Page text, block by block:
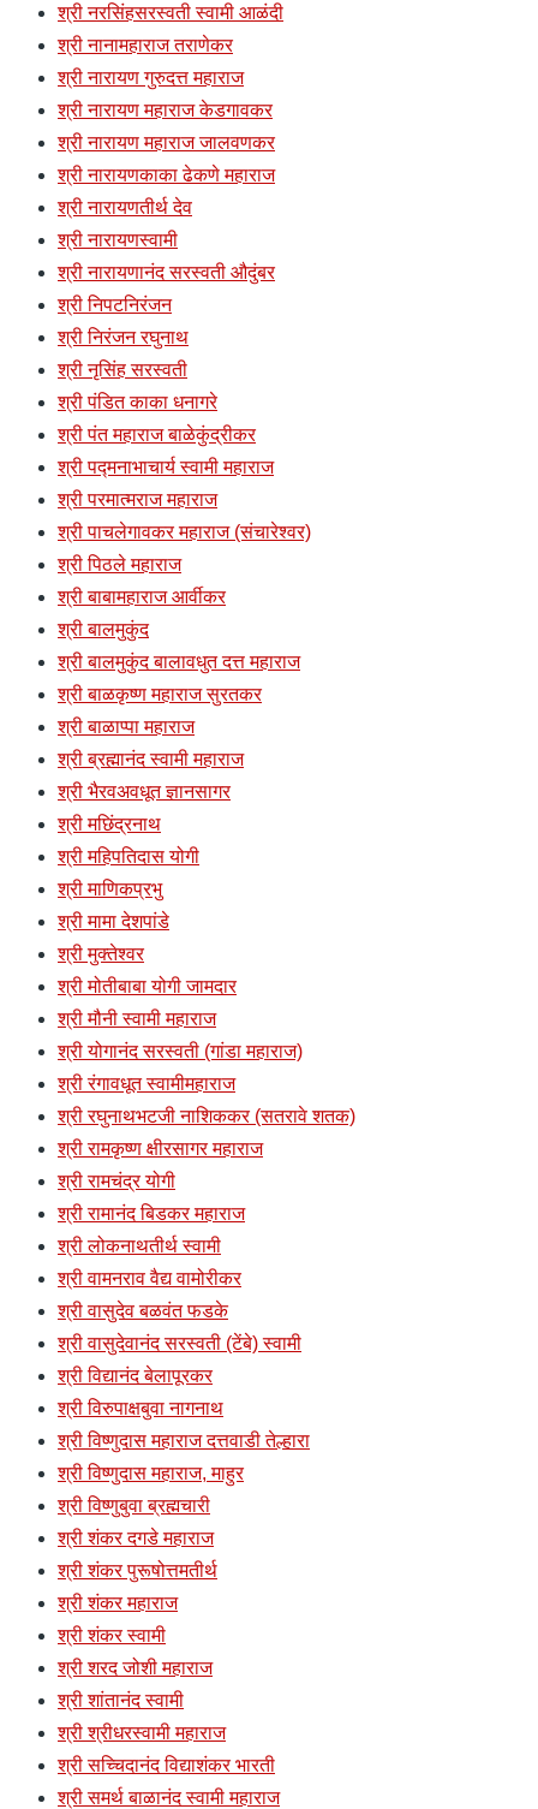
श्री नरसिंहसरस्वती स्वामी आळंदी
श्री नानामहाराज तराणेकर
श्री नारायण गुरुदत्त महाराज
श्री नारायण महाराज केडगावकर
श्री नारायण महाराज जालवणकर
श्री नारायणकाका ढेकणे महाराज
श्री नारायणतीर्थ देव
श्री नारायणस्वामी
श्री नारायणानंद सरस्वती औदुंबर
श्री निपटनिरंजन
श्री निरंजन रघुनाथ
श्री नृसिंह सरस्वती
श्री पंडित काका धनागरे
श्री पंत महाराज बाळेकुंद्रीकर
श्री पद्मनाभाचार्य स्वामी महाराज
श्री परमात्मराज महाराज
श्री पाचलेगावकर महाराज (संचारेश्वर)
श्री पिठले महाराज
श्री बाबामहाराज आर्वीकर
श्री बालमुकुंद
श्री बालमुकुंद बालावधुत दत्त महाराज
श्री बाळकृष्ण महाराज सुरतकर
श्री बाळाप्पा महाराज
श्री ब्रह्मानंद स्वामी महाराज
श्री भैरवअवधूत ज्ञानसागर
श्री मछिंद्रनाथ
श्री महिपतिदास योगी
श्री माणिकप्रभु
श्री मामा देशपांडे
श्री मुक्तेश्वर
श्री मोतीबाबा योगी जामदार
श्री मौनी स्वामी महाराज
श्री योगानंद सरस्वती (गांडा महाराज)
श्री रंगावधूत स्वामीमहाराज
श्री रघुनाथभटजी नाशिककर (सतरावे शतक)
श्री रामकृष्ण क्षीरसागर महाराज
श्री रामचंद्र योगी
श्री रामानंद बिडकर महाराज
श्री लोकनाथतीर्थ स्वामी
श्री वामनराव वैद्य वामोरीकर
श्री वासुदेव बळवंत फडके
श्री वासुदेवानंद सरस्वती (टेंबे) स्वामी
श्री विद्यानंद बेलापूरकर
श्री विरुपाक्षबुवा नागनाथ
श्री विष्णुदास महाराज दत्तवाडी तेल्हारा
श्री विष्णुदास महाराज, माहुर
श्री विष्णुबुवा ब्रह्मचारी
श्री शंकर दगडे महाराज
श्री शंकर पुरूषोत्तमतीर्थ
श्री शंकर महाराज
श्री शंकर स्वामी
श्री शरद जोशी महाराज
श्री शांतानंद स्वामी
श्री श्रीधरस्वामी महाराज
श्री सच्चिदानंद विद्याशंकर भारती
श्री समर्थ बाळानंद स्वामी महाराज